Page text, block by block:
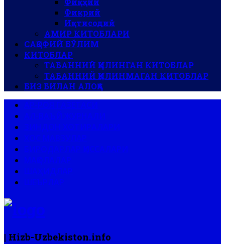
Фикрий
Иқтисодий
АМИР КИТОБЛАРИ
САҚОФИЙ БЎЛИМ
КИТОБЛАР
ТАБАННИЙ ҚИЛИНГАН КИТОБЛАР
ТАБАННИЙ ҚИЛИНМАГАН КИТОБЛАР
БИЗ БИЛАН АЛОҚА
| Hizb-Uzbekiston.info